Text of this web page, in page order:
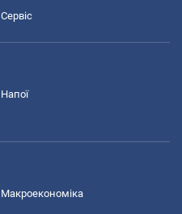
Сервіс
Напої
Макроекономіка